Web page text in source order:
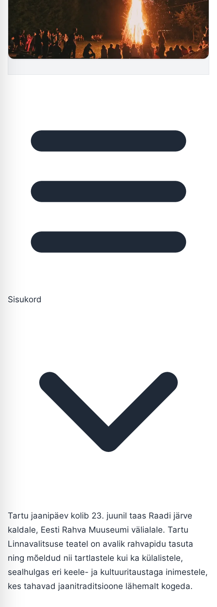
Sisukord
Tartu jaanipäev kolib 23. juunil taas Raadi järve
kaldale, Eesti Rahva Muuseumi välialale. Tartu
Linnavalitsuse teatel on avalik rahvapidu tasuta
ning mõeldud nii tartlastele kui ka külalistele,
sealhulgas eri keele- ja kultuuritaustaga inimestele,
kes tahavad jaanitraditsioone lähemalt kogeda.